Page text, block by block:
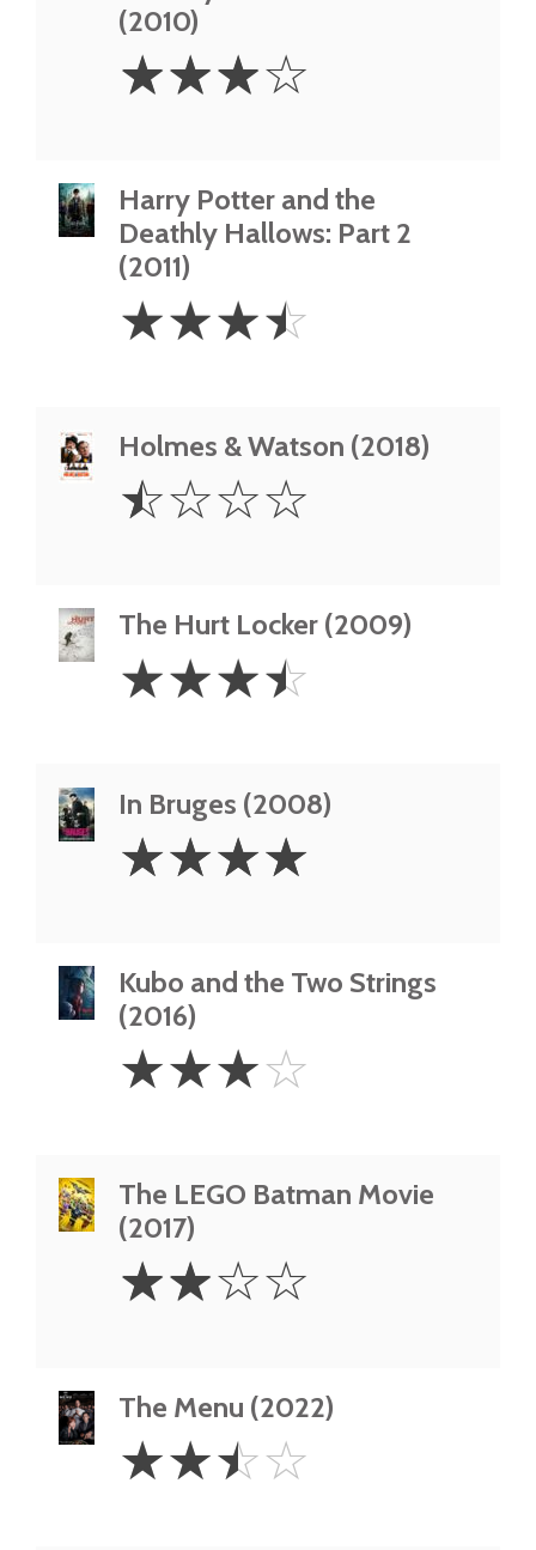
(2010)
Stars
☆☆☆☆
Harry Potter and the
Deathly Hallows: Part 2
(2011)
3.5
Stars
☆☆☆☆
Holmes & Watson (2018)
0.5
Star
☆☆☆☆
The Hurt Locker (2009)
3.5
Stars
☆☆☆☆
In Bruges (2008)
Stars
☆☆☆☆
Kubo and the Two Strings
(2016)
Stars
☆☆☆☆
The LEGO Batman Movie
(2017)
Stars
☆☆☆☆
The Menu (2022)
2.5
Stars
☆☆☆☆